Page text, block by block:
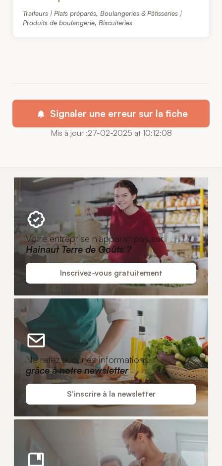
Traiteurs | Plats préparés, Boulangeries & Pâtisseries |
Produits de boulangerie, Biscuiteries
Signaler une erreur sur la fiche
Mis à jour :27-02-2025 at 10:12:08
Votre entreprise n'apparaît pas sur
Hainaut Terre de Goûts ?
Inscrivez-vous gratuitement
Ne ratez aucunes informations
grâce à notre newsletter
S'inscrire à la newsletter